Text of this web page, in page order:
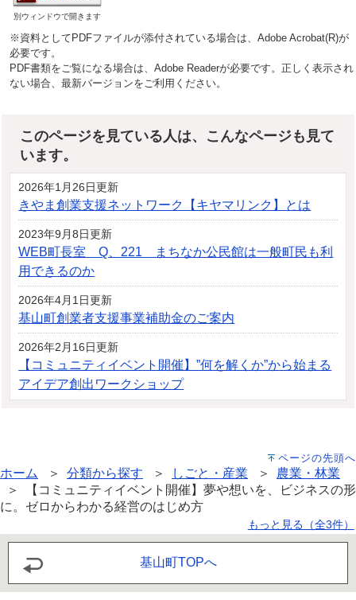
別ウィンドウで開きます
※資料としてPDFファイルが添付されている場合は、Adobe Acrobat(R)が
必要です。
PDF書類をご覧になる場合は、Adobe Readerが必要です。正しく表示され
ない場合、最新バージョンをご利用ください。
このページを見ている人は、こんなページも見て
います。
2026年1月26日更新
きやま創業支援ネットワーク【キヤマリンク】とは
2023年9月8日更新
WEB町長室 Q、221 まちなか公民館は一般町民も利
用できるのか
2026年4月1日更新
基山町創業者支援事業補助金のご案内
2026年2月16日更新
【コミュニティイベント開催】”何を解くか”から始まる
アイデア創出ワークショップ
ページの先頭へ
ホーム ＞ 分類から探す ＞ しごと・産業 ＞ 農業・林業
＞ 【コミュニティイベント開催】夢や想いを、ビジネスの形
に。ゼロからわかる経営のはじめ方
もっと見る（全3件）
基山町TOPへ